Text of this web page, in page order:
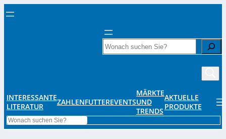
Search
INTERESSANTE
LITERATUR
ZAHLENFUTTEREVENTS
MÄRKTE
UND
TRENDS
AKTUELLE
PRODUKTE
Search